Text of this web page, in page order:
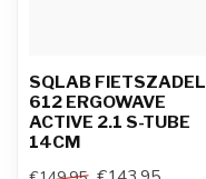
SQLAB FIETSZADEL
612 ERGOWAVE
ACTIVE 2.1 S-TUBE
14CM